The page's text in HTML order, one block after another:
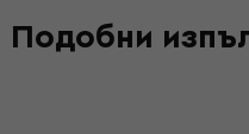
Подобни